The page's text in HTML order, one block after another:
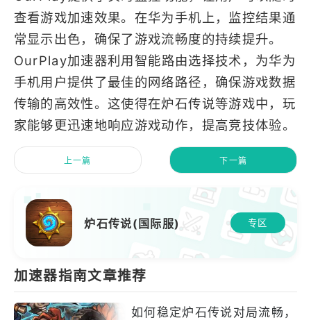
查看游戏加速效果。在华为手机上，监控结果通
常显示出色，确保了游戏流畅度的持续提升。
OurPlay加速器利用智能路由选择技术，为华为
手机用户提供了最佳的网络路径，确保游戏数据
传输的高效性。这使得在炉石传说等游戏中，玩
家能够更迅速地响应游戏动作，提高竞技体验。
上一篇 下一篇
炉石传说(国际服) 专区
加速器指南文章推荐
如何稳定炉石传说对局流畅，